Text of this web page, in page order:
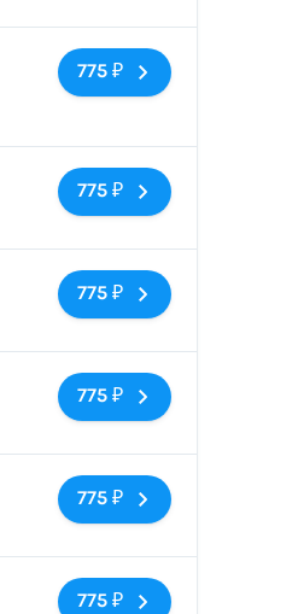
775 ₽
Нет тегов
775 ₽
Нет тегов
775 ₽
Нет тегов
775 ₽
Нет тегов
775 ₽
Нет тегов
775 ₽